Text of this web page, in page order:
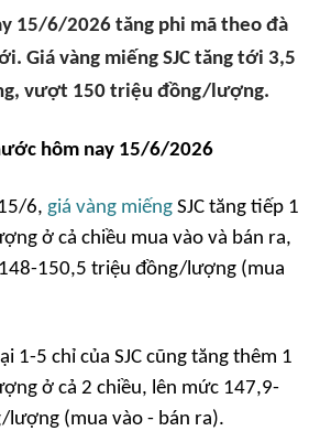
15/6/2026 tăng phi mã theo đà
Giá vàng miếng SJC tăng tới 3,5
vượt 150 triệu đồng/lượng.
hôm nay 15/6/2026
6, giá vàng miếng SJC tăng tiếp 1
ở cả chiều mua vào và bán ra,
150,5 triệu đồng/lượng (mua
1-5 chỉ của SJC cũng tăng thêm 1
ở cả 2 chiều, lên mức 147,9-
(mua vào - bán ra).